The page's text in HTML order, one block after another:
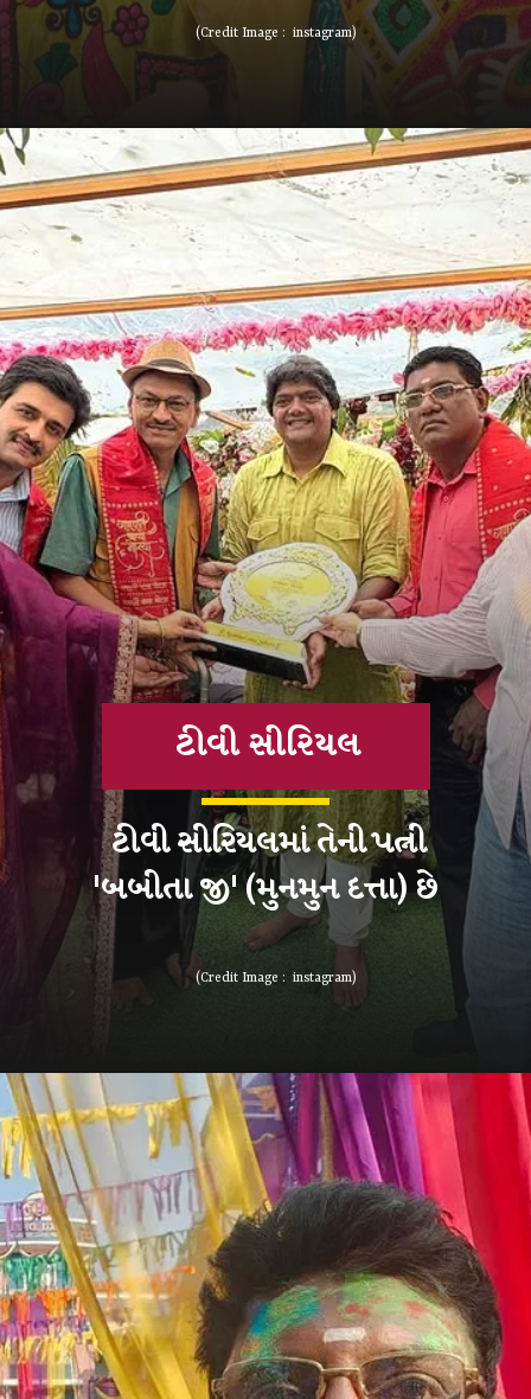
(Credit Image : instagram)
ટીવી સીરિયલમાં તેની પત્ની
ટીવી સીરિયલ
(Credit Image : instagram)